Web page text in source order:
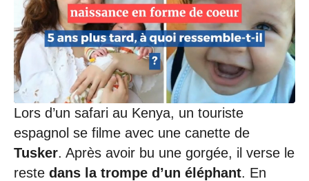
Lors d’un safari au Kenya, un touriste
espagnol se filme avec une canette de
Tusker. Après avoir bu une gorgée, il verse le
reste dans la trompe d’un éléphant. En